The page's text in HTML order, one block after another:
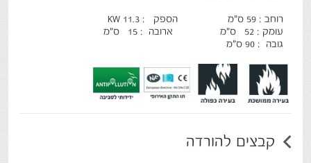
רוחב : 59 ס"מ הספק : 11.3 KW
עומק : 52 ס"מ ארובה : 15 ס"מ
גובה : 90 ס"מ
קבצים להורדה